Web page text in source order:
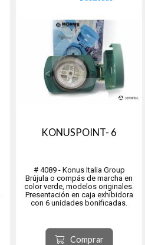
KONUSPOINT- 6
# 4089 - Konus Italia Group
Brújula o compás de marcha en
color verde, modelos originales.
Presentación en caja exhibidora
con 6 unidades bonificadas.
Comprar